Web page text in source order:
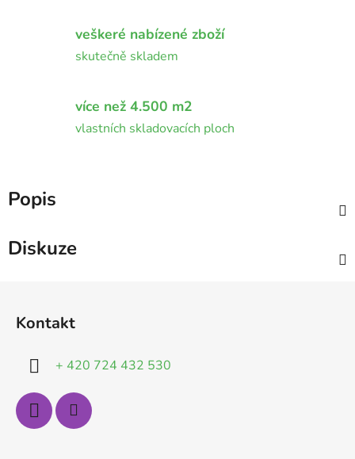
veškeré nabízené zboží
skutečně skladem
více než 4.500 m2
vlastních skladovacích ploch
Popis
Diskuze
Kontakt
+ 420 724 432 530